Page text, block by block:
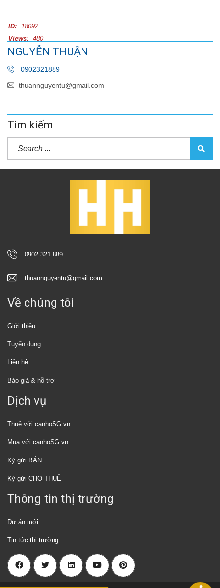
ID:
18092
Views: 480
NGUYỄN THUẬN
0902321889
thuannguyentu@gmail.com
Tìm kiếm
0902 321 889
thuannguyentu@gmail.com
Về chúng tôi
Giới thiệu
Tuyển dụng
Liên hệ
Báo giá & hỗ trợ
Dịch vụ
Thuê với canhoSG.vn
Mua với canhoSG.vn
Ký gửi BÁN
Ký gửi CHO THUÊ
Thông tin thị trường
Dự án mới
Tin tức thị trường